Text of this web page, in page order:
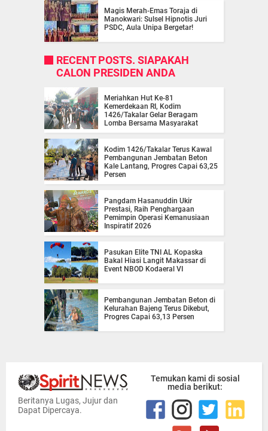
Magis Merah-Emas Toraja di
Manokwari: Sulsel Hipnotis Juri
PSDC, Aula Unipa Bergetar!
RECENT POSTS. SIAPAKAH
CALON PRESIDEN ANDA
Meriahkan Hut Ke-81
Kemerdekaan RI, Kodim
1426/Takalar Gelar Beragam
Lomba Bersama Masyarakat
Kodim 1426/Takalar Terus Kawal
Pembangunan Jembatan Beton
Kale Lantang, Progres Capai 63,25
Persen
Pangdam Hasanuddin Ukir
Prestasi, Raih Penghargaan
Pemimpin Operasi Kemanusiaan
Inspiratif 2026
Pasukan Elite TNI AL Kopaska
Bakal Hiasi Langit Makassar di
Event NBOD Kodaeral VI
Pembangunan Jembatan Beton di
Kelurahan Bajeng Terus Dikebut,
Progres Capai 63,13 Persen
Beritanya Lugas, Jujur dan
Dapat Dipercaya.
Temukan kami di sosial
media berikut: